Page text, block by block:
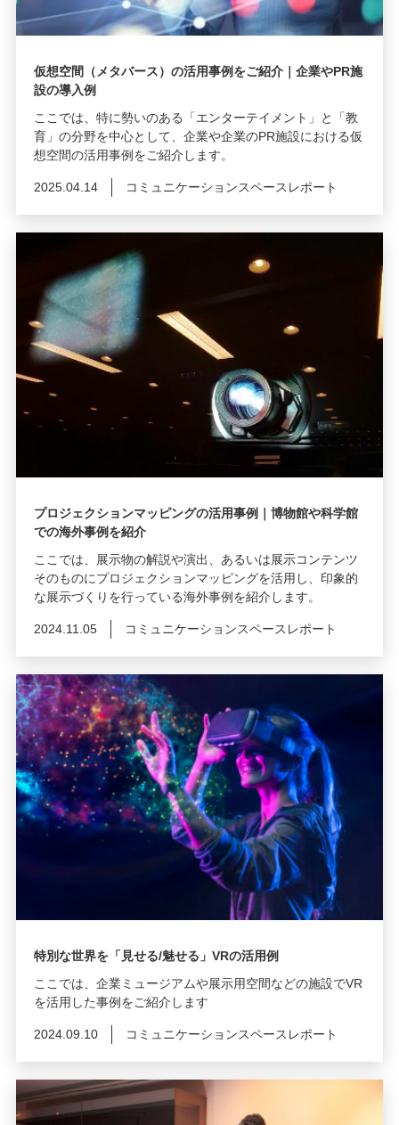
仮想空間（メタバース）の活用事例をご紹介｜企業やPR施
設の導入例
ここでは、特に勢いのある「エンターテイメント」と「教
育」の分野を中心として、企業や企業のPR施設における仮
想空間の活用事例をご紹介します。
2025.04.14 コミュニケーションスペースレポート
プロジェクションマッピングの活用事例｜博物館や科学館
での海外事例を紹介
ここでは、展示物の解説や演出、あるいは展示コンテンツ
そのものにプロジェクションマッピングを活用し、印象的
な展示づくりを行っている海外事例を紹介します。
2024.11.05 コミュニケーションスペースレポート
特別な世界を「見せる/魅せる」VRの活用例
ここでは、企業ミュージアムや展示用空間などの施設でVR
を活用した事例をご紹介します
2024.09.10 コミュニケーションスペースレポート